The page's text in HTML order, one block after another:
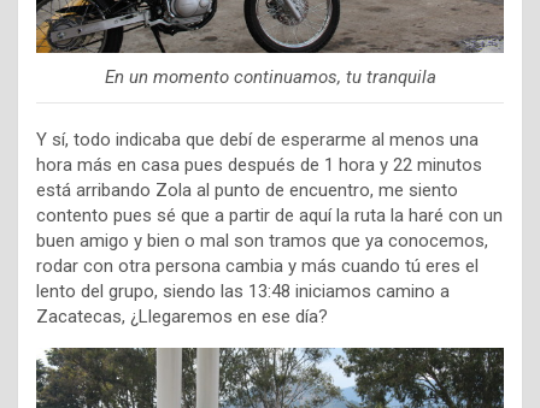
En un momento continuamos, tu tranquila
Y sí, todo indicaba que debí de esperarme al menos una
hora más en casa pues después de 1 hora y 22 minutos
está arribando Zola al punto de encuentro, me siento
contento pues sé que a partir de aquí la ruta la haré con un
buen amigo y bien o mal son tramos que ya conocemos,
rodar con otra persona cambia y más cuando tú eres el
lento del grupo, siendo las 13:48 iniciamos camino a
Zacatecas, ¿Llegaremos en ese día?